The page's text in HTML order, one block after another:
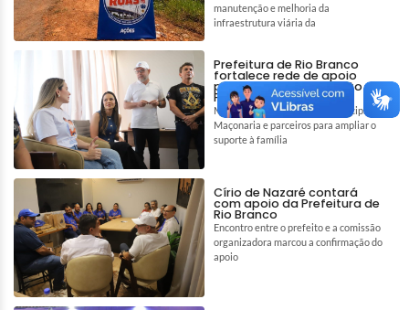
manutenção e melhoria da
infraestrutura viária da
Prefeitura de Rio Branco
fortalece rede de apoio
para auxiliar tratamento de
Pedro e Tiago
Mobilização reúne gestão municipal,
Maçonaria e parceiros para ampliar o
suporte à família
Círio de Nazaré contará
com apoio da Prefeitura de
Rio Branco
Encontro entre o prefeito e a comissão
organizadora marcou a confirmação do
apoio